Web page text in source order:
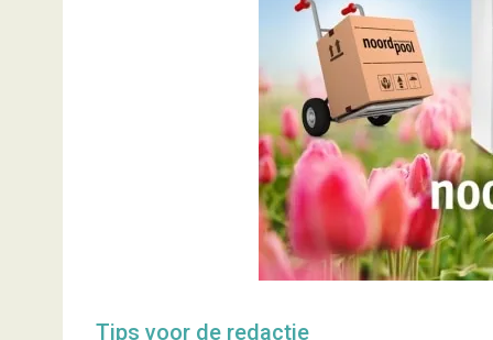
Tips voor de redactie